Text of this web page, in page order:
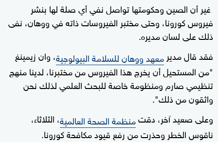
غير أن الصين وحكومتها تواصل نفي أي صلة لها بنشر
فيروس كورونا، وحتى مختبر الفيروسات ذاته في ووهان، نفى
ذلك على لسان مديره.
فقد قال مدير معهد ووهان للسلامة البيولوجية، وان زيمينغ
"من المستحيل أن يخرج هذا الفيروس من مختبرنا، لدينا منهج
تنظيمي صارم ومنظومة خاصة للبحث العلمي لذلك نحن
واثقون من ذلك".
وعلى صعيد آخر، دقتمنظمة الصحة العالمية، الثلاثاء،
ناقوس الخطر وحذرت من رفع قيود مكافحة كورونا.